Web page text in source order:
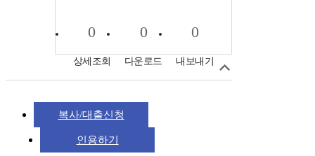
0
상세조회
0
다운로드
0
내보내기
복사/대출신청
인용하기